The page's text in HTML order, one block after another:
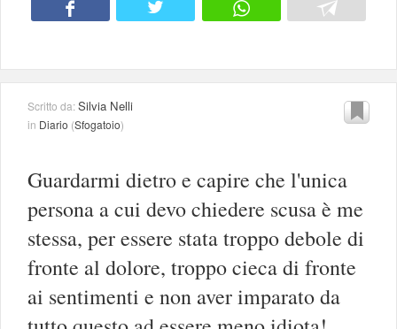
Scritto da:Silvia Nelli
in Diario (Sfogatoio)
Guardarmi dietro e capire che l'unica
persona a cui devo chiedere scusa è me
stessa, per essere stata troppo debole di
fronte al dolore, troppo cieca di fronte
ai sentimenti e non aver imparato da